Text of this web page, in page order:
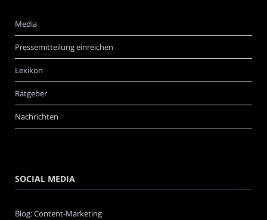
Media
Pressemitteilung einreichen
Lexikon
Ratgeber
Nachrichten
SOCIAL MEDIA
Blog: Content-Marketing